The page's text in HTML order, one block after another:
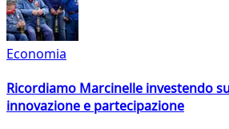
Economia
Ricordiamo Marcinelle investendo
innovazione e partecipazione